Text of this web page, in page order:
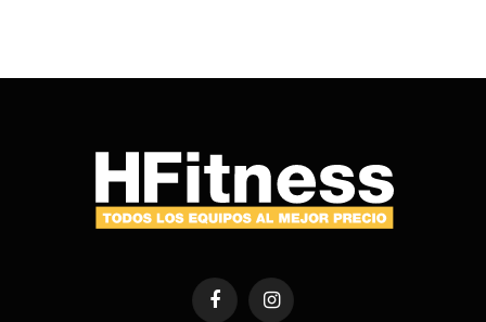
FacebookInstagram